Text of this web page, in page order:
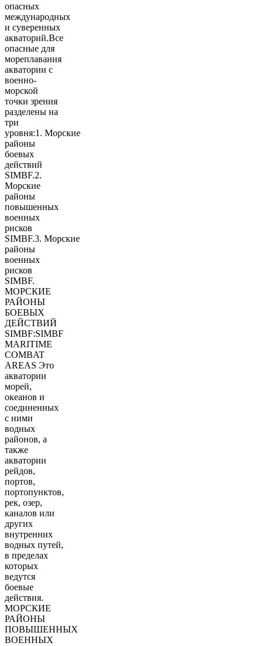
опасных
международных
и суверенных
акваторий.Все
опасные для
мореплавания
акватории с
военно-
морской
точки зрения
разделены на
три
уровня:1. Морские
районы
боевых
действий
SIMBF.2.
Морские
районы
повышенных
военных
рисков
SIMBF.3. Морские
районы
военных
рисков
SIMBF.
МОРСКИЕ
РАЙОНЫ
БОЕВЫХ
ДЕЙСТВИЙ
SIMBF:SIMBF
MARITIME
COMBAT
AREAS Это
акватории
морей,
океанов и
соединенных
с ними
водных
районов, а
также
акватории
рейдов,
портов,
портопунктов,
рек, озер,
каналов или
других
внутренних
водных путей,
в пределах
которых
ведутся
боевые
действия.
МОРСКИЕ
РАЙОНЫ
ПОВЫШЕННЫХ
ВОЕННЫХ